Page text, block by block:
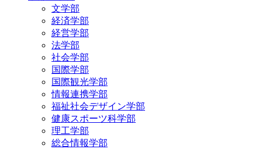
文学部
経済学部
経営学部
法学部
社会学部
国際学部
国際観光学部
情報連携学部
福祉社会デザイン学部
健康スポーツ科学部
理工学部
総合情報学部